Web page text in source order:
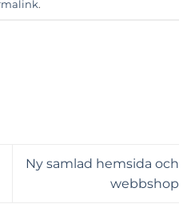
.
Ny samlad hemsida och
webbshop